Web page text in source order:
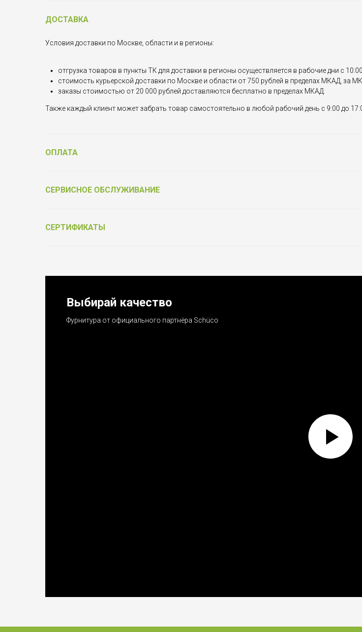
ДОСТАВКА
Условия доставки по Москве, области и в регионы:
отгрузка товаров в пункты ТК для доставки в регионы осуществляется в рабочие дни с
стоимость курьерской доставки по Москве и области от 750 рублей в пределах МКАД, за
заказы стоимостью от 20 000 рублей доставляются бесплатно в пределах МКАД.
Также каждый клиент может забрать товар самостоятельно в любой рабочий день с 9:00 до
ОПЛАТА
СЕРВИСНОЕ ОБСЛУЖИВАНИЕ
СЕРТИФИКАТЫ
Выбирай качество
Фурнитура от официального партнёра Schüco